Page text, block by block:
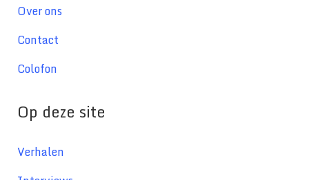
Over ons
Contact
Colofon
Op deze site
Verhalen